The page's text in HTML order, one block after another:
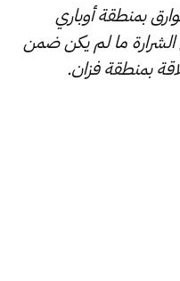
بمنطقة أوباري
ما لم يكن ضمن
بمنطقة فزان.